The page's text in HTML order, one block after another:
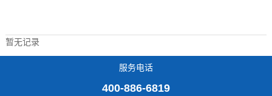
暂无记录
服务电话
400-886-6819